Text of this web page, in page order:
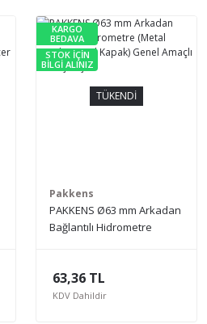
TÜKENDİ
KARGO
BEDAVA
STOK İÇİN
BİLGİ ALINIZ
Pakkens
PAKKENS Ø63 mm Arkadan
Bağlantılı Hidrometre
Basınç Ölçer
63,36 TL
KDV Dahildir